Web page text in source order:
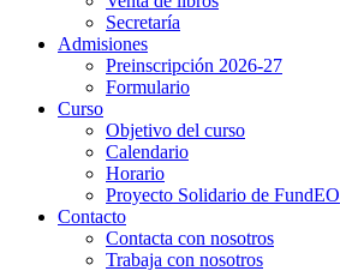
Secretaría
Admisiones
Preinscripción 2026-27
Formulario
Curso
Objetivo del curso
Calendario
Horario
Proyecto Solidario de FundEO
Contacto
Contacta con nosotros
Trabaja con nosotros